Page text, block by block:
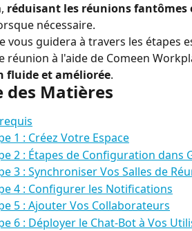
réduisant les réunions
nécessaire.
vous guidera à travers les étapes
réunion à l'aide de Comeen
fluide et améliorée.
des Matières
1 : Créez Votre Espace
2 : Étapes de Configuration dans
3 : Synchroniser Vos Salles de
4 : Configurer les Notifications
5 : Ajouter Vos Collaborateurs
6 : Déployer le Chat-Bot à Vos